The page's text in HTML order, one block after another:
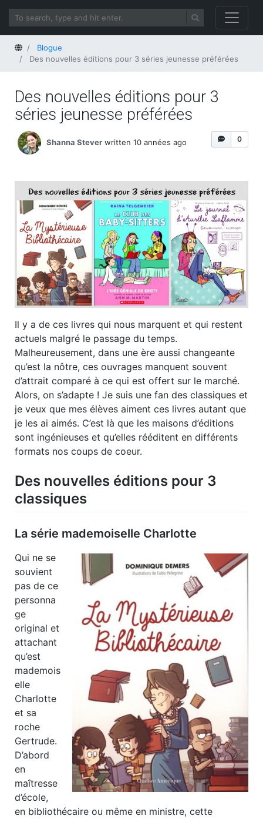
HomeBlogue
Des nouvelles éditions pour 3 séries jeunesse préférées
Des nouvelles éditions pour 3
séries jeunesse préférées
0
Shanna Stever written 10 années ago
Il y a de ces livres qui nous marquent et qui restent
actuels malgré le passage du temps.
Malheureusement, dans une ère aussi changeante
qu’est la nôtre, ces ouvrages manquent souvent
d’attrait comparé à ce qui est offert sur le marché.
Alors, on s’adapte ! Je suis une fan des classiques et
je veux que mes élèves aiment ces livres autant que
je les ai aimés. C’est là que les maisons d’éditions
sont ingénieuses et qu’elles rééditent en différents
formats nos coups de coeur.
Des nouvelles éditions pour 3
classiques
La série mademoiselle Charlotte
Qui ne se
souvient
pas de ce
personna
ge
original et
attachant
qu’est
mademois
elle
Charlotte
et sa
roche
Gertrude.
D’abord
en
maîtresse
d’école,
en bibliothécaire ou même en ministre, cette